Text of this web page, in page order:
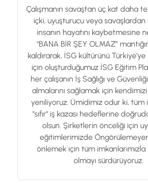
Çalışmanın savaştan üç kat daha
içki, uyuşturucu veya
insanın hayatını kaybetmesine
“BANA BİR ŞEY OLMAZ”
kaldırarak, İSG kültürünü
için oluşturduğumuz İSG Eğitim
her çalışanın İş Sağlığı ve
almalarını sağlamak için
yeniliyoruz. Ümidimiz odur ki, tüm
"sıfır" iş kazası hedeflerine
olsun. Şirketlerin önceliği için
eğitimlerimizde
önlemek için tüm imkanlarımızla
olmayı sürdürüyoruz.